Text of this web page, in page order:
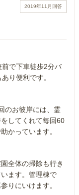
2019年11月 回答
で下車徒歩2分バ
り便利です。
のお彼岸には、霊
してくれて毎回60
かっています。
全体の掃除も行き
ます。管理棟で
りにいけます。